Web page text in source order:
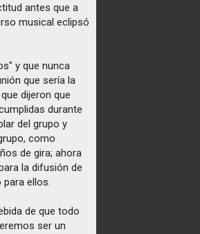
antes que a
musical eclipsó
y que nunca
que sería la
dijeron que
durante
del grupo y
como
de gira; ahora
la difusión de
ellos.
de que todo
ser un